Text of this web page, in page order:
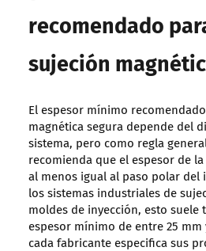
recomendado
sujeción
El espesor mínimo
magnética segura depende del
sistema, pero como regla
recomienda que el espesor de
al menos igual al paso polar del
los sistemas industriales de
moldes de inyección, esto suele
espesor mínimo de entre 25 mm
cada fabricante especifica sus